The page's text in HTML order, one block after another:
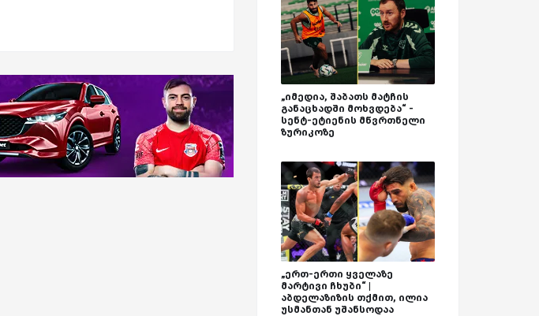
„იმედია, შაბათს მატჩის
განაცხადში მოხვდება“ -
სენტ-ეტიენის მწვრთნელი
ზურიკოზე
„ერთ-ერთი ყველაზე
მარტივი ჩხუბი“ |
აბდელაზიზის თქმით, ილია
უსმანთან უშანსოდაა